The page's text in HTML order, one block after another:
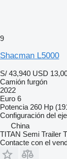
9
Shacman L5000
S/ 43,940 USD
Camión furgón
2022
Euro 6
Potencia 260 Hp
Configuración del eje
China
TITAN Semi Trailer
Contacte con el